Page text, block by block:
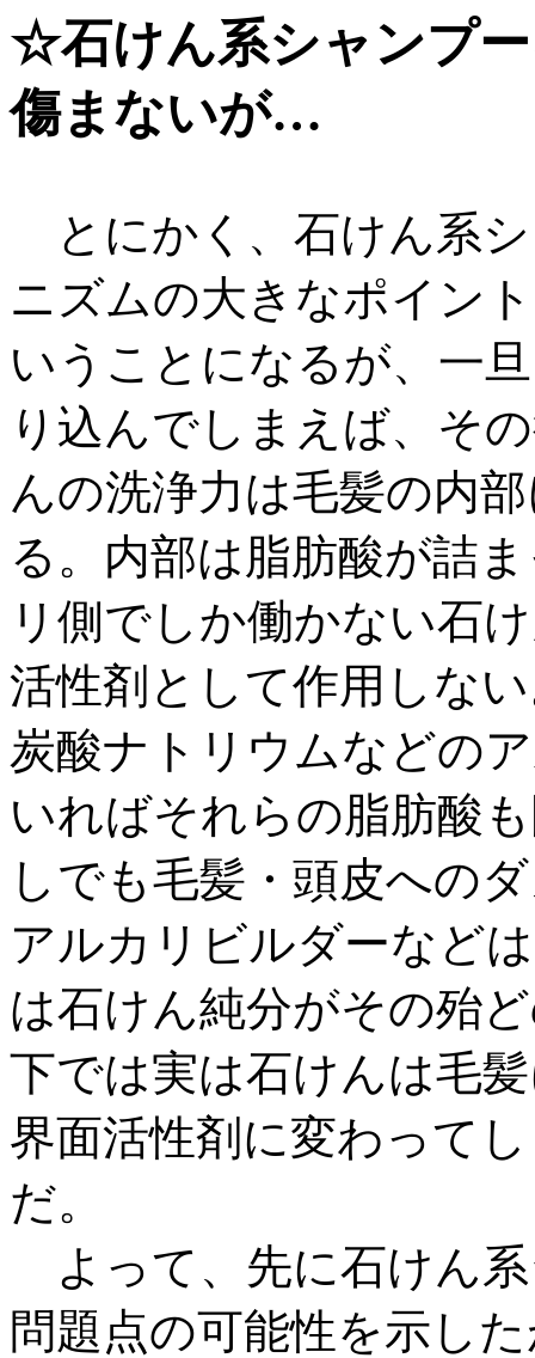
☆石けん系シャンプ
傷まないが…
とにかく、石けん系
ニズムの大きなポイン
いうことになるが、一
り込んでしまえば、そ
んの洗浄力は毛髪の内
る。内部は脂肪酸が詰
リ側でしか働かない石
活性剤として作用しな
炭酸ナトリウムなどの
いればそれらの脂肪酸
しでも毛髪・頭皮への
アルカリビルダーなど
は石けん純分がその殆
下では実は石けんは毛
界面活性剤に変わって
だ。
よって、先に石けん
問題点の可能性を示し